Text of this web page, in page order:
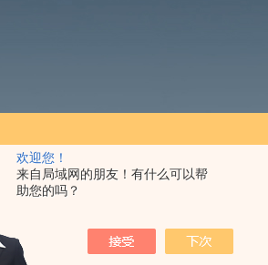
欢迎您！
来自局域网的朋友！有什么可以帮
助您的吗？